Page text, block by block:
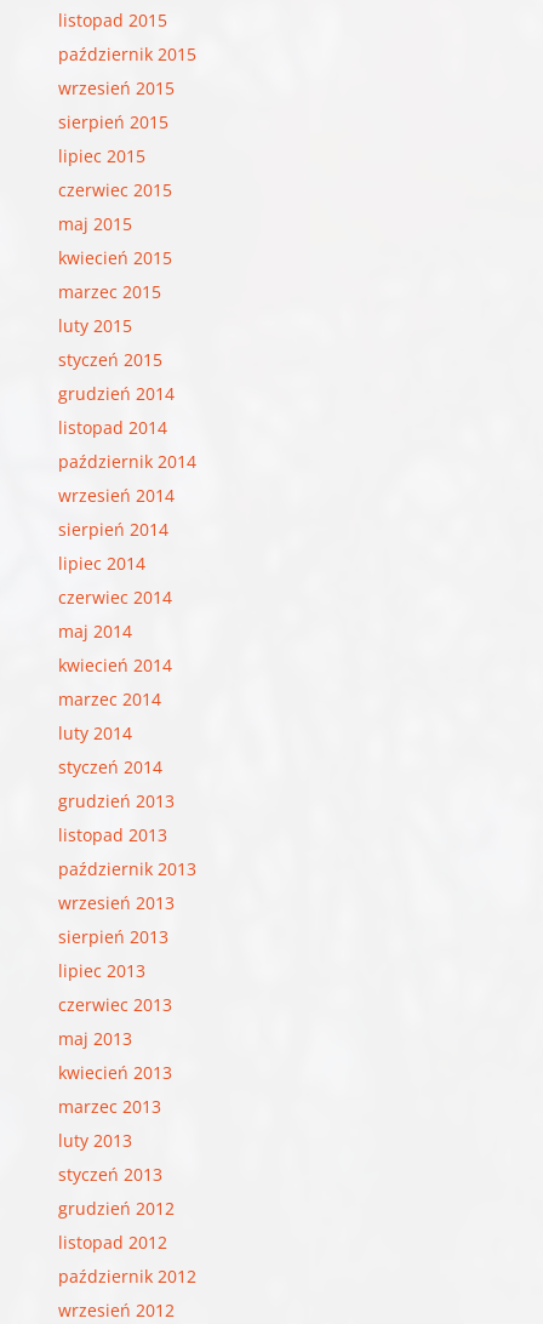
listopad 2015
październik 2015
wrzesień 2015
sierpień 2015
lipiec 2015
czerwiec 2015
maj 2015
kwiecień 2015
marzec 2015
luty 2015
styczeń 2015
grudzień 2014
listopad 2014
październik 2014
wrzesień 2014
sierpień 2014
lipiec 2014
czerwiec 2014
maj 2014
kwiecień 2014
marzec 2014
luty 2014
styczeń 2014
grudzień 2013
listopad 2013
październik 2013
wrzesień 2013
sierpień 2013
lipiec 2013
czerwiec 2013
maj 2013
kwiecień 2013
marzec 2013
luty 2013
styczeń 2013
grudzień 2012
listopad 2012
październik 2012
wrzesień 2012